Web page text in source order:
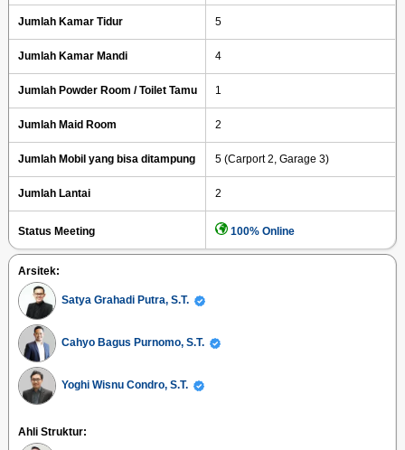
Jumlah Kamar Tidur 5
Jumlah Kamar Mandi 4
Jumlah Powder Room / Toilet Tamu 1
Jumlah Maid Room 2
Jumlah Mobil yang bisa ditampung 5 (Carport 2, Garage 3)
Jumlah Lantai 2
Status Meeting 100% Online
Arsitek:
Satya Grahadi Putra, S.T.
Cahyo Bagus Purnomo, S.T.
Yoghi Wisnu Condro, S.T.
Ahli Struktur: